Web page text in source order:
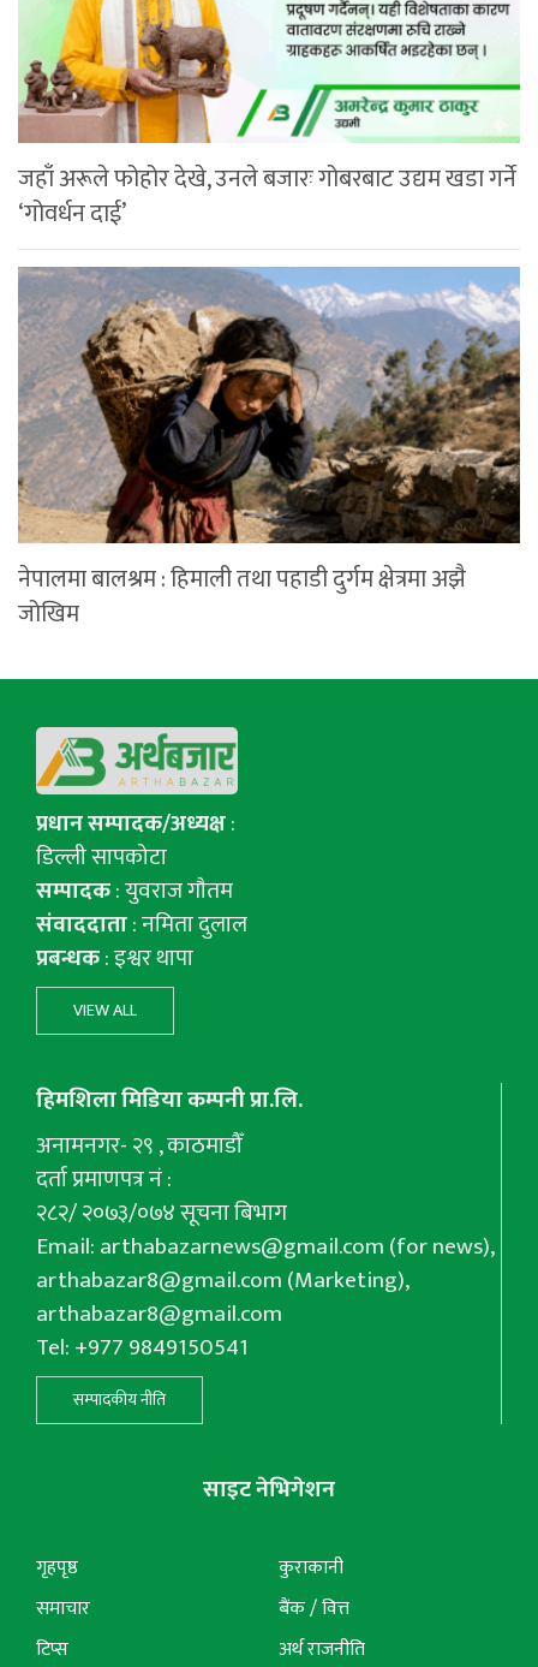
जहाँ अरूले फोहोर देखे, उनले बजारः गोबरबाट उद्यम खडा गर्ने
‘गोवर्धन दाई’
नेपालमा बालश्रम : हिमाली तथा पहाडी दुर्गम क्षेत्रमा अझै
जोखिम
प्रधान सम्पादक/अध्यक्ष:
डिल्ली सापकोटा
सम्पादक: युवराज गाैतम
संवाददाता: नमिता दुलाल
प्रबन्धक: इश्वर थापा
VIEW ALL
हिमशिला मिडिया कम्पनी प्रा.लि.
अनामनगर- २९ , काठमाडौँ
दर्ता प्रमाणपत्र नं :
२८२/ २०७३/०७४ सूचना बिभाग
Email:arthabazarnews@gmail.com(for news),
arthabazar8@gmail.com(Marketing),
arthabazar8@gmail.com
Tel: +977 9849150541
सम्पादकीय नीति
साइट नेभिगेशन
गृहपृष्ठ
समाचार
टिप्स
कुराकानी
बैंक / वित्त
अर्थ राजनीति